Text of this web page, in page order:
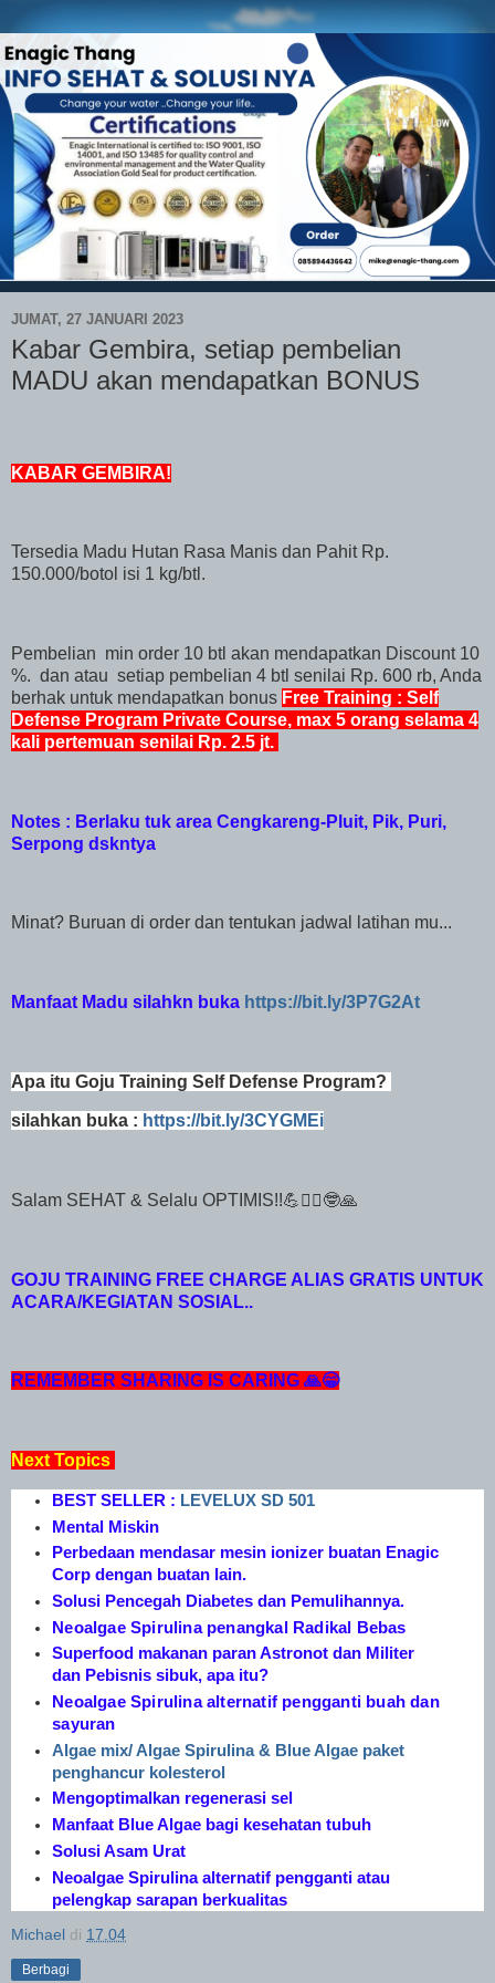
JUMAT, 27 JANUARI 2023
Kabar Gembira, setiap pembelian
MADU akan mendapatkan BONUS
KABAR GEMBIRA!
Tersedia Madu Hutan Rasa Manis dan Pahit Rp.
150.000/botol isi 1 kg/btl.
Pembelian min order 10 btl akan mendapatkan Discount 10
%. dan atau setiap pembelian 4 btl senilai Rp. 600 rb, Anda
berhak untuk mendapatkan bonus Free Training : Self
Defense Program Private Course, max 5 orang selama 4
kali pertemuan senilai Rp. 2.5 jt.
Notes : Berlaku tuk area Cengkareng-Pluit, Pik, Puri,
Serpong dskntya
Minat? Buruan di order dan tentukan jadwal latihan mu...
Manfaat Madu silahkn buka https://bit.ly/3P7G2At
Apa itu Goju Training Self Defense Program?
silahkan buka : https://bit.ly/3CYGMEi
Salam SEHAT & Selalu OPTIMIS!!💪🙅‍♂️🤓🙏
GOJU TRAINING FREE CHARGE ALIAS GRATIS UNTUK
ACARA/KEGIATAN SOSIAL..
REMEMBER SHARING IS CARING 🙏😁
Next Topics
BEST SELLER : LEVELUX SD 501
Mental Miskin
Perbedaan mendasar mesin ionizer buatan Enagic
Corp dengan buatan lain.
Solusi Pencegah Diabetes dan Pemulihannya.
Neoalgae Spirulina penangkal Radikal Bebas
Superfood makanan paran Astronot dan Militer
dan Pebisnis sibuk, apa itu?
Neoalgae Spirulina alternatif pengganti buah dan
sayuran
Algae mix/ Algae Spirulina & Blue Algae paket
penghancur kolesterol
Mengoptimalkan regenerasi sel
Manfaat Blue Algae bagi kesehatan tubuh
Solusi Asam Urat
Neoalgae Spirulina alternatif pengganti atau
pelengkap sarapan berkualitas
Michael di 17.04
Berbagi